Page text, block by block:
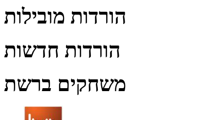
הורדות מובילות
הורדות חדשות
משחקים ברשת